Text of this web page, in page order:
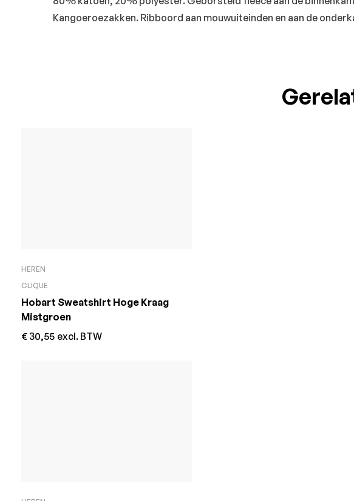
Kangoeroezakken. Ribboord aan mouwuiteinden en aan de
HEREN
CLIQUE
Hobart Sweatshirt Hoge Kraag
Mistgroen
€ 30,55 excl. BTW